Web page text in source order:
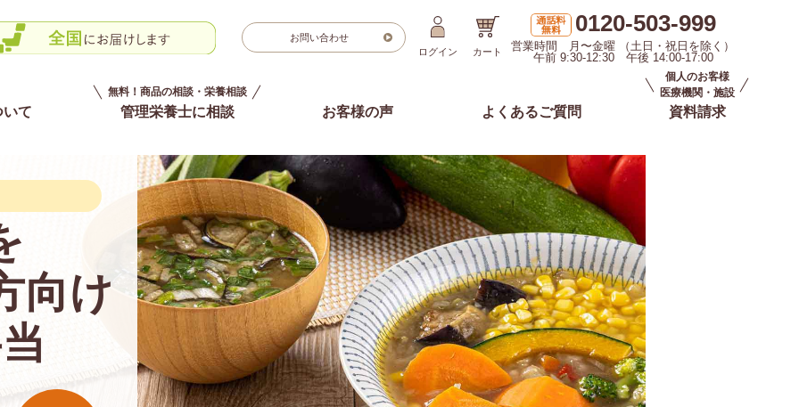
お問い合わせ
ログイン
カート
0120-503-999
営業時間 月〜金曜 （土日・祝日を除く）
午前 9:30-12:30 午後 14:00-17:00
いて
無料！商品の相談・栄養相談
管理栄養士に相談 お客様の声 よくあるご質問
個人のお客様
医療機関・施設
資料請求
向け